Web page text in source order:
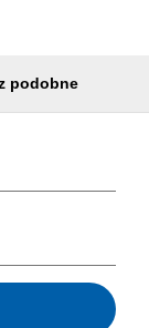
podobne